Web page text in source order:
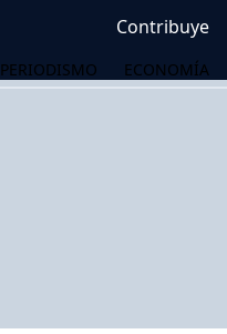
Contribuye
PERIODISMO ECONOMÍA